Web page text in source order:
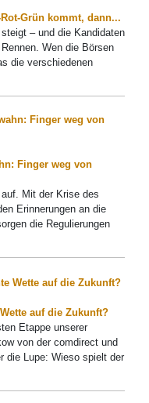
Grün kommt, dann...
– und die Kandidaten
Wen die Börsen
die verschiedenen
Finger weg von
Mit der Krise des
Erinnerungen an die
die Regulierungen
auf die Zukunft?
Etappe unserer
von der comdirect und
die Lupe: Wieso spielt der